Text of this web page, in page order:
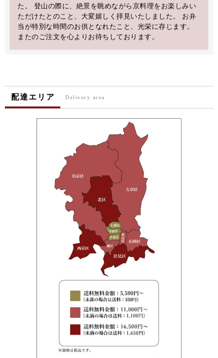
た。 登山の際に、絶景を眺めながら京料理をお楽しみい
ただけたとのこと、大変嬉しく拝見いたしました。 お弁
当が特別な時間のお供となれたこと、光栄に存じます。
またのご注文を心よりお待ちしております。
配達エリア Delivery area